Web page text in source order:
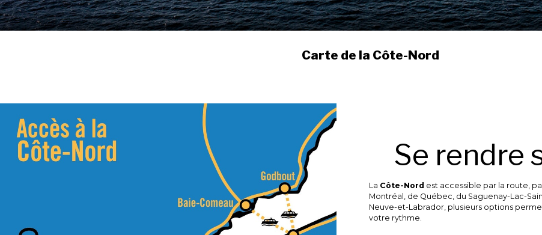
Carte de la Côte-Nord
Se rendre
La Côte-Nord est accessible par la route,
Montréal, de Québec, du Saguenay-Lac-
Neuve-et-Labrador, plusieurs options
votre rythme.